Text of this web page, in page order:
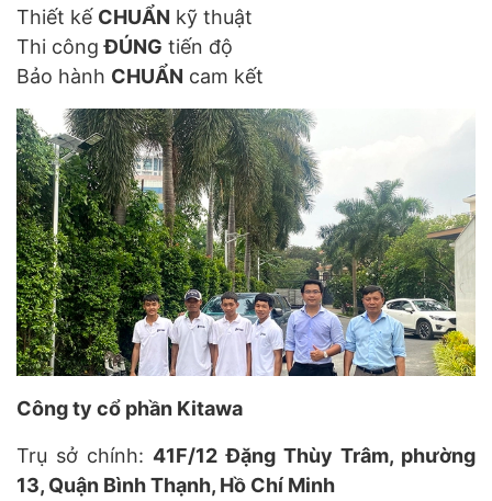
Thiết kế CHUẨN kỹ thuật
Thi côngĐÚNG tiến độ
Bảo hành CHUẨN cam kết
Công ty cổ phần Kitawa
Trụ sở chính:41F/12 Đặng Thùy Trâm, phường
13, Quận Bình Thạnh, Hồ Chí Minh